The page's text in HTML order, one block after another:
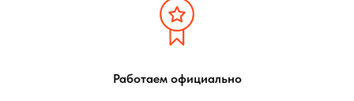
Работаем официально